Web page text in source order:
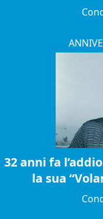
32 anni fa
la sua